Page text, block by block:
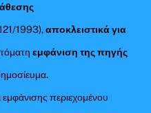
1993),αποκλειστικά για
εμφάνιση της πηγής
εμφάνισης περιεχομένου